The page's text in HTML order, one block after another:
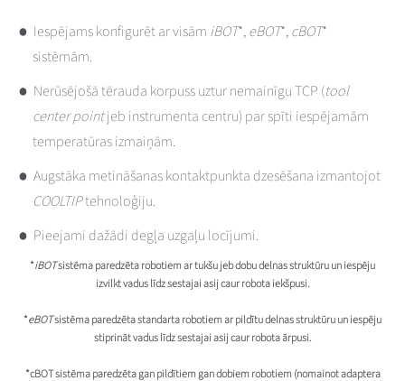
Iespējams konfigurēt ar visām iBOT*,eBOT*,cBOT*
sistēmām.
Nerūsējošā tērauda korpuss uztur nemainīgu TCP (tool
center pointjeb instrumenta centru) par spīti iespējamām
temperatūras izmaiņām.
Augstāka metināšanas kontaktpunkta dzesēšana izmantojot
COOLTIPtehnoloģiju.
Pieejami dažādi degļa uzgaļu locījumi.
*iBOTsistēma paredzēta robotiem ar tukšu jeb dobu delnas struktūru un iespēju
izvilkt vadus līdz sestajai asij caur robota iekšpusi.
*eBOTsistēma paredzēta standarta robotiem ar pildītu delnas struktūru un iespēju
stiprināt vadus līdz sestajai asij caur robota ārpusi.
*cBOT sistēma paredzēta gan pildītiem gan dobiem robotiem (nomainot adaptera